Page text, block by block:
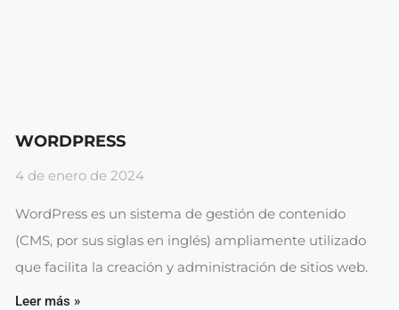
WORDPRESS
4 de enero de 2024
WordPress es un sistema de gestión de contenido
(CMS, por sus siglas en inglés) ampliamente utilizado
que facilita la creación y administración de sitios web.
Leer más »